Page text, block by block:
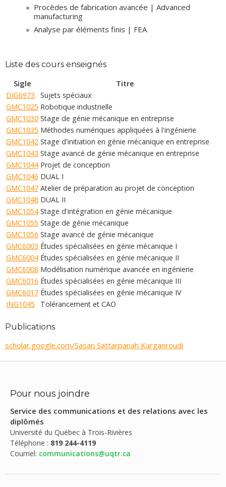
Procèdes de fabrication avancée | Advanced
manufacturing
Analyse par éléments finis | FEA
Liste des cours enseignés
Sigle Titre
DIG6973
Sujets spéciaux
GMC1025 Robotique industrielle
GMC1030 Stage de génie mécanique en entreprise
GMC1035 Méthodes numériques appliquées à l'ingénierie
GMC1042 Stage d'initiation en génie mécanique en entreprise
GMC1043 Stage avancé de génie mécanique en entreprise
GMC1044 Projet de conception
GMC1046 DUAL I
GMC1047 Atelier de préparation au projet de conception
GMC1048 DUAL II
GMC1054 Stage d'intégration en génie mécanique
GMC1055 Stage de génie mécanique
GMC1056 Stage avancé de génie mécanique
GMC6003 Études spécialisées en génie mécanique I
GMC6004 Études spécialisées en génie mécanique II
GMC6008 Modélisation numérique avancée en ingénierie
GMC6016 Études spécialisées en génie mécanique III
GMC6017 Études spécialisées en génie mécanique IV
ING1045
Tolérancement et CAO
Publications
scholar.google.com/Sasan Sattarpanah Karganroudi
Pour nous joindre
Service des communications et des relations avec les
diplômés
Université du Québec à Trois-Rivières
Téléphone : 819 244-4119
Courriel: communications@uqtr.ca